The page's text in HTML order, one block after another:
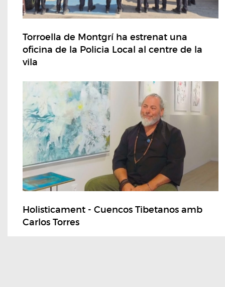
Torroella de Montgrí ha estrenat una
oficina de la Policia Local al centre de la
vila
Holisticament - Cuencos Tibetanos amb
Carlos Torres